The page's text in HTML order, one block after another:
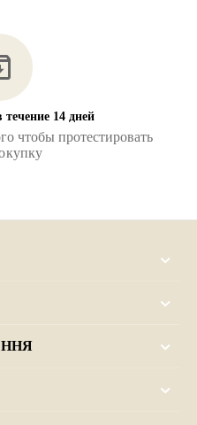
14 дней
чтобы протестировать